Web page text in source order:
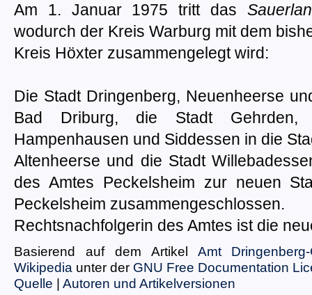
Am 1. Januar 1975 tritt das
wodurch der Kreis Warburg mit dem
Kreis Höxter zusammengelegt wird:
Die Stadt Dringenberg, Neuenheerse
Bad Driburg, die Stadt Gehrden,
Hampenhausen und Siddessen in die
Altenheerse und die Stadt
des Amtes Peckelsheim zur neuen
Peckelsheim zusammengeschlossen.
Rechtsnachfolgerin des Amtes ist die
Basierend auf dem Artikel Amt
Wikipedia unter der GNU Free Documentation
Quelle | Autoren und Artikelversionen